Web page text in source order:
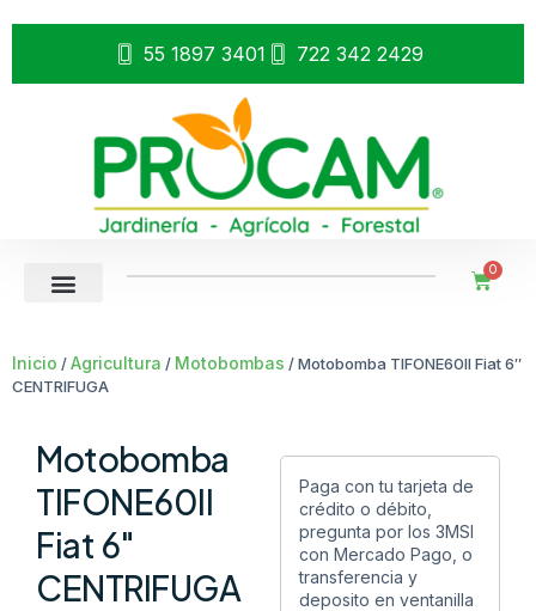
55 1897 3401 722 342 2429
0
Inicio /Agricultura / Motobombas / Motobomba TIFONE60II Fiat 6″
CENTRIFUGA
Motobomba
TIFONE60II
Fiat 6″
CENTRIFUGA
Paga con tu tarjeta de
crédito o débito,
pregunta por los 3MSI
con Mercado Pago, o
transferencia y
deposito en ventanilla